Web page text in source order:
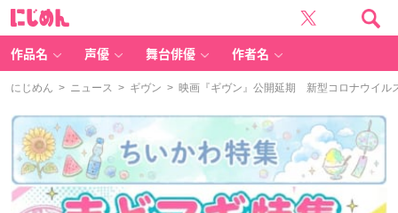
作品名 声優 舞台俳優 作者名
にじめん > ニュース > ギヴン > 映画『ギヴン』公開延期 新型コロナウイル